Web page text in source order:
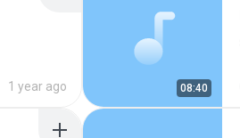
1 year ago 08:40